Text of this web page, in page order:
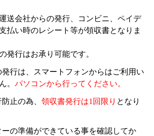
送会社からの発行、コンビニ、ペイデ
払い時のレシート等が領収書となりま
発行はお承り可能です。
発行は、スマートフォンからはご利用い
。パソコンから行ってください。
防止の為、領収書発行は1回限り となり
ーの準備ができている事を確認してか